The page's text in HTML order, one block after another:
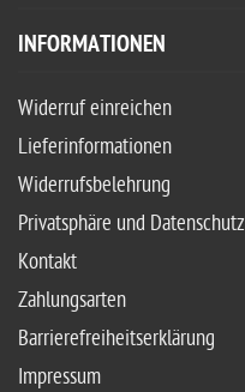
INFORMATIONEN
Widerruf einreichen
Lieferinformationen
Widerrufsbelehrung
Privatsphäre und Datenschutz
Kontakt
Zahlungsarten
Barrierefreiheitserklärung
Impressum